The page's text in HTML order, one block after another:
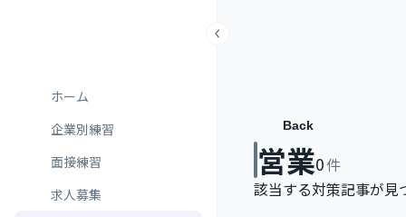
ホーム
企業別練習
面接練習
求人募集
Back
営業0件
該当する対策記事が見